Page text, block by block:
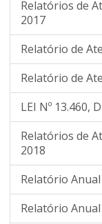
Relatórios de
2017
Relatório de
Relatório de
LEI Nº 13.460,
Relatórios de
2018
Relatório
Relatório